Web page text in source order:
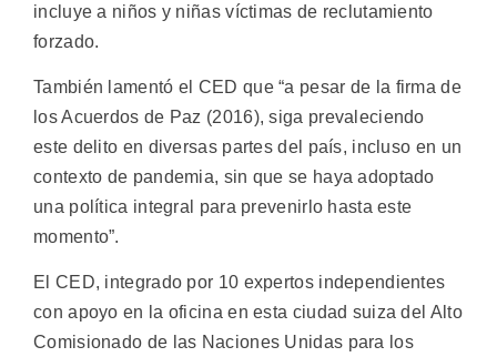
incluye a niños y niñas víctimas de reclutamiento
forzado.
También lamentó el CED que “a pesar de la firma de
los Acuerdos de Paz (2016), siga prevaleciendo
este delito en diversas partes del país, incluso en un
contexto de pandemia, sin que se haya adoptado
una política integral para prevenirlo hasta este
momento”.
El CED, integrado por 10 expertos independientes
con apoyo en la oficina en esta ciudad suiza del Alto
Comisionado de las Naciones Unidas para los